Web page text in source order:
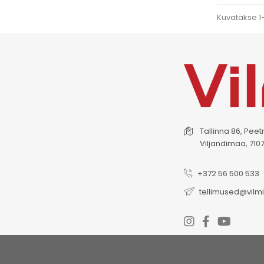
Kuvatakse
Tallinna 86,
Viljandimaa,
+372 56 500 533